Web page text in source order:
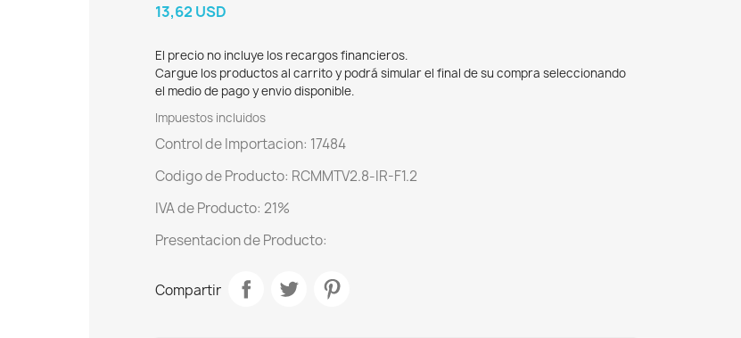
13,62 USD
El precio no incluye los recargos financieros.
Cargue los productos al carrito y podrá simular el final de su compra seleccionando
el medio de pago y envio disponible.
Impuestos incluidos
Control de Importacion: 17484
Codigo de Producto: RCMMTV2.8-IR-F1.2
IVA de Producto: 21%
Presentacion de Producto:
Compartir